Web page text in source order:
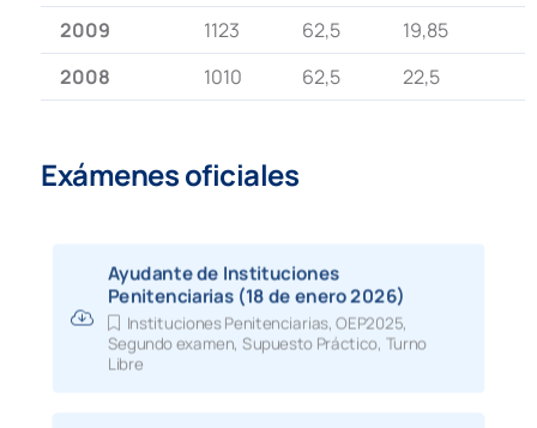
2009
1123 62,5
19,85
2008
1010 62,5 22,5
Exámenes oficiales
Ayudante de Instituciones
Penitenciarias (18 de enero 2026)
Instituciones Penitenciarias,OEP2025,
Segundo examen, Supuesto Práctico, Turno
Libre